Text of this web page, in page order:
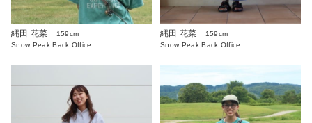
縄田 花菜
159cm
Snow Peak Back Office
縄田 花菜
159cm
Snow Peak Back Office